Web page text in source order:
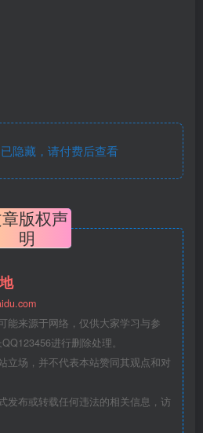
隐藏，请付费后查看
版权声
明
能来源于网络，仅供大家学习与参
进行删除处理。
立场，并不代表本站赞同其观点和对
发布或转载任何违法的相关信息，访